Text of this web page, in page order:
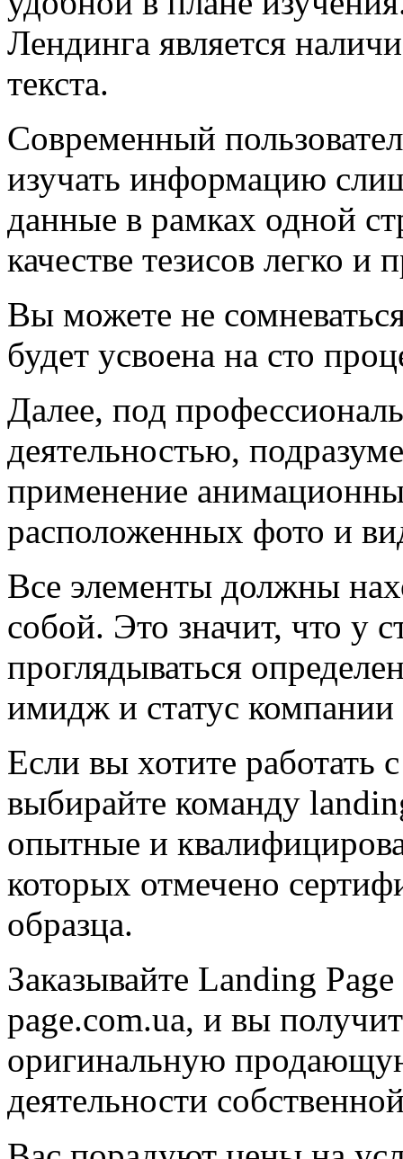
Лендинга является
текста.
Современный
изучать информацию
данные в рамках одной
качестве тезисов легко и
Вы можете не
будет усвоена на сто
Далее, под
деятельностью,
применение
расположенных фото и
Все элементы должны
собой. Это значит, что у
проглядываться
имидж и статус компании
Если вы хотите работать
выбирайте команду
опытные и
которых отмечено
образца.
Заказывайте Landing
page.com.ua, и вы
оригинальную
деятельности